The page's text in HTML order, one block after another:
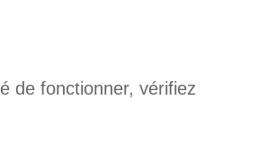
de fonctionner, vérifiez